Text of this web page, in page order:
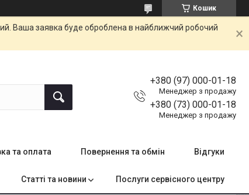
Кошик
Ваша заявка буде оброблена в найближчий робочий
+380 (97) 000-01-18
Менеджер з продажу
+380 (73) 000-01-18
Менеджер з продажу
та оплата Повернення та обмін Відгуки
Статті та новини Послуги сервісного центру